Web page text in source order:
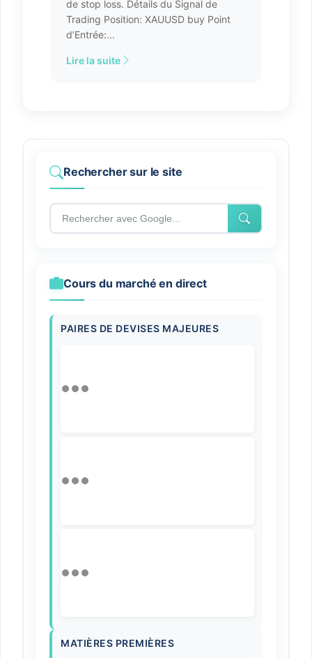
de stop loss. Détails du Signal de
Trading Position: XAUUSD buy Point
d’Entrée:...
Lire la suite
Rechercher sur le site
Cours du marché en direct
PAIRES DE DEVISES MAJEURES
MATIÈRES PREMIÈRES